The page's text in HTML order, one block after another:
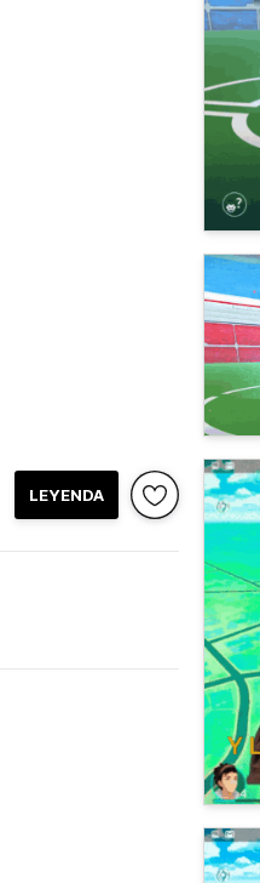
LEYENDA